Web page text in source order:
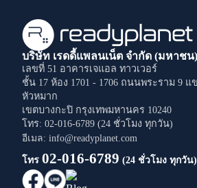
บริษัท เรดดี้แพลนเน็ต จำกัด (มหาชน)
เลขที่ 51 อาคารเจแอล ทาวเวอร์
ชั้น 17 ห้อง 1701 - 1706 ถนนพระราม 9 แ
หัวหมาก
เขตบางกะปิ กรุงเทพมหานคร 10240
โทร: 02-016-6789 (24 ชั่วโมง ทุกวัน)
อีเมล: info@readyplanet.com
โทร 02-016-6789 (24 ชั่วโมง ทุกวัน)